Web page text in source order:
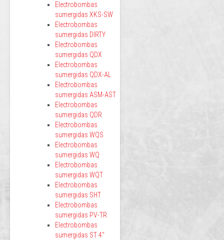
Electrobombas
sumergidas XKS-SW
Electrobombas
sumergidas DIRTY
Electrobombas
sumergidas QDX
Electrobombas
sumergidas QDX-AL
Electrobombas
sumergidas ASM-AST
Electrobombas
sumergidas QDR
Electrobombas
sumergidas WQS
Electrobombas
sumergidas WQ
Electrobombas
sumergidas WQT
Electrobombas
sumergidas SHT
Electrobombas
sumergidas PV-TR
Electrobombas
sumergidas ST 4"